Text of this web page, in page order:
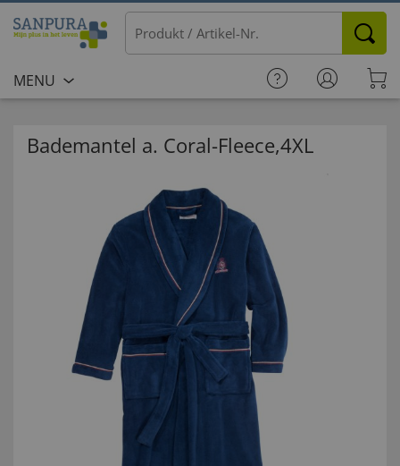
MENU
Bademantel a. Coral-Fleece,4XL